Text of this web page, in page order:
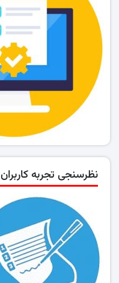
نظرسنجی تجربه کاربران